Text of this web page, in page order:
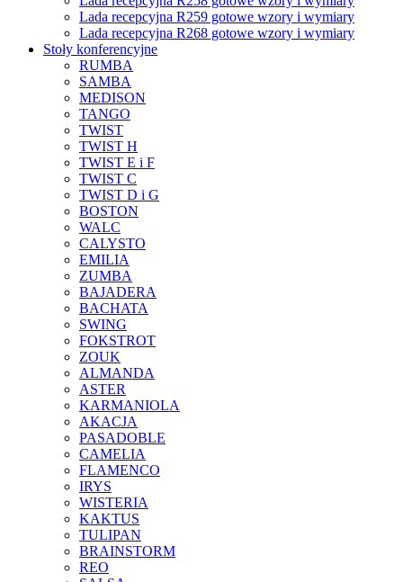
Lada recepcyjna R259 gotowe wzory i wymiary
Lada recepcyjna R268 gotowe wzory i wymiary
Stoły konferencyjne
RUMBA
SAMBA
MEDISON
TANGO
TWIST
TWIST H
TWIST E i F
TWIST C
TWIST D i G
BOSTON
WALC
CALYSTO
EMILIA
ZUMBA
BAJADERA
BACHATA
SWING
FOKSTROT
ZOUK
ALMANDA
ASTER
KARMANIOLA
AKACJA
PASADOBLE
CAMELIA
FLAMENCO
IRYS
WISTERIA
KAKTUS
TULIPAN
BRAINSTORM
REO